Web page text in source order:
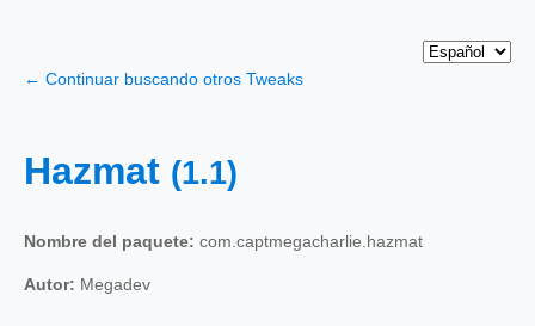
← Continuar buscando otros Tweaks
Hazmat (1.1)
Nombre del paquete: com.captmegacharlie.hazmat
Autor: Megadev